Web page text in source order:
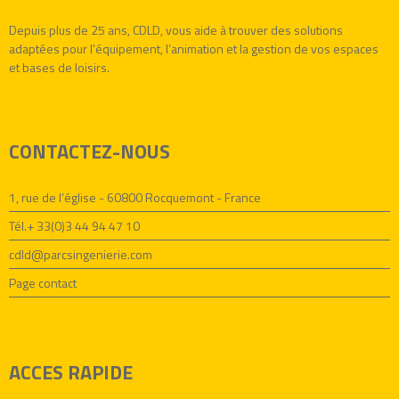
Depuis plus de 25 ans, CDLD, vous aide à trouver des solutions
adaptées pour l’équipement, l’animation et la gestion de vos espaces
et bases de loisirs.
CONTACTEZ-NOUS
1, rue de l’église - 60800 Rocquemont - France
Tél.+ 33(0)3 44 94 47 10
cdld@parcsingenierie.com
Page contact
ACCES RAPIDE